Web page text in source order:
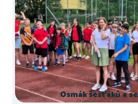
Osmák šesťáků a